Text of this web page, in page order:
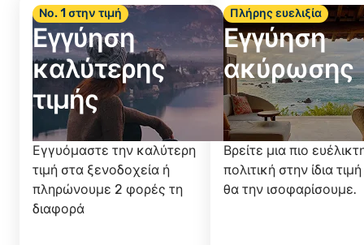
Νο. 1 στην τιμή
Εγγύηση
καλύτερης
τιμής
Εγγυόμαστε την καλύτερη
τιμή στα ξενοδοχεία ή
πληρώνουμε 2 φορές τη
διαφορά
Πλήρης ευελιξία
Εγγύηση
ακύρωσης
Βρείτε μια πιο
πολιτική στην ίδια
θα την ισοφαρίσουμε.